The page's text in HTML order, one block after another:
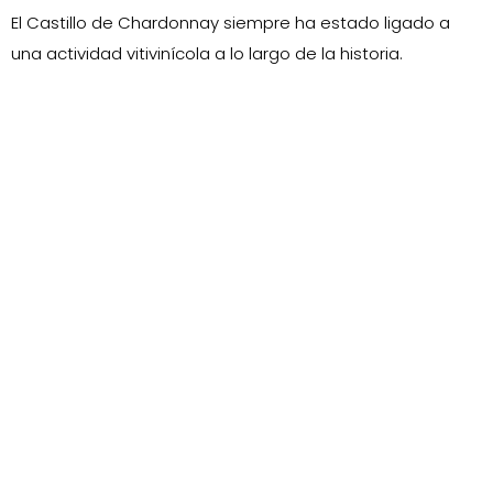
El Castillo de Chardonnay siempre ha estado ligado a
una actividad vitivinícola a lo largo de la historia.